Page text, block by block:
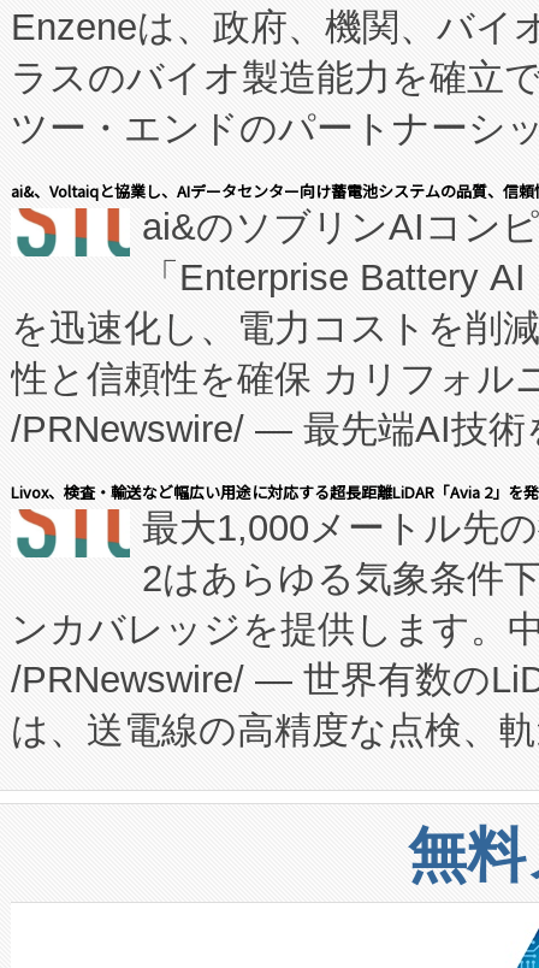
Enzeneは、政府、機関、バイ
ラスのバイオ製造能力を確立
ツー・エンドのパートナーシ
表しました。 同社の実績ある
manufacturing™ (FCCM™) プ
たNeXは、バイオ医薬品製造
従来のフェッドバッチ施設の
に、患者やサプライチェーン
キー方式で拡張性が高く、持
す。FCCM‑を活用した現地生
患者にとっての費用負担を大
のアクセスを大幅に拡大する
Fully-Connected Continuous
プログラムには、施設設計・
に関する技術移転および知的
構造化トレーニングカリキュ
上げおよび商用化段階におけ
設備整備および立ち上げ調整
加組織は、Enzeneのバイオ
ai&、Voltaiqと協業し、AIデータセンター向け蓄電池システムの品質、信
ai&のソブリンAIコン
「Enterprise Battery
を迅速化し、電力コストを削
性と信頼性を確保 カリフォル
/PRNewswire/ — 最先端AI技術
会社エーアイ・アンド：本社
President原信平）と、エンタ
ードするVoltaiqは、日本にあ
ーエネルギー貯蔵システム（
た。 Voltaiq独自のAI搭載プラ
定、統合、導入、運用に至る
安全性を追跡し、確保する事
増加しているデータセンター
る電力網に大きな負担をかけ
事業者の負担軽減という課題
Livox、検査・輸送など幅広い用途に対応する超長距離LiDAR「Avia 2」を
最大1,000メートル先
2はあらゆる気象条件
ンカバレッジを提供します。
/PRNewswire/ — 世界有数の
は、送電線の高精度な点検、
や穀物倉庫におけるバルク材
リューション「Avia 2」を発
したAvia 2は、1,000メート
狭視野のFOVを切り替えるこ
無